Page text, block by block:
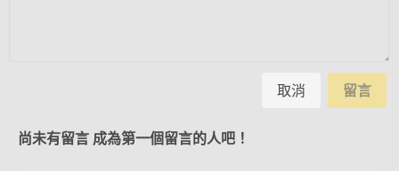
取消 留言
尚未有留言 成為第一個留言的人吧！